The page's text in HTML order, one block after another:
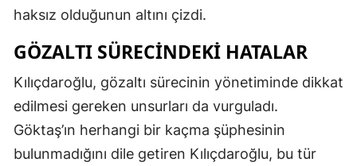
haksız olduğunun altını çizdi.
GÖZALTI SÜRECINDEKI HATALAR
Kılıçdaroğlu, gözaltı sürecinin yönetiminde dikkat
edilmesi gereken unsurları da vurguladı.
Göktaş’ın herhangi bir kaçma şüphesinin
bulunmadığını dile getiren Kılıçdaroğlu, bu tür